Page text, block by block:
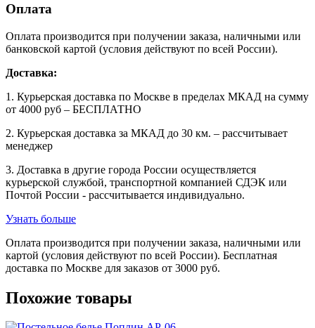
Оплата
Оплата производится при получении заказа, наличными или
банковской картой (условия действуют по всей России).
Доставка:
1. Курьерская доставка по Москве в пределах МКАД на сумму
от 4000 руб – БЕСПЛАТНО
2. Курьерская доставка за МКАД до 30 км. – рассчитывает
менеджер
3. Доставка в другие города России осуществляется
курьерской службой, транспортной компанией СДЭК или
Почтой России - рассчитывается индивидуально.
Узнать больше
Оплата производится при получении заказа, наличными или
картой (условия действуют по всей России). Бесплатная
доставка по Москве для заказов от 3000 руб.
Похожие товары